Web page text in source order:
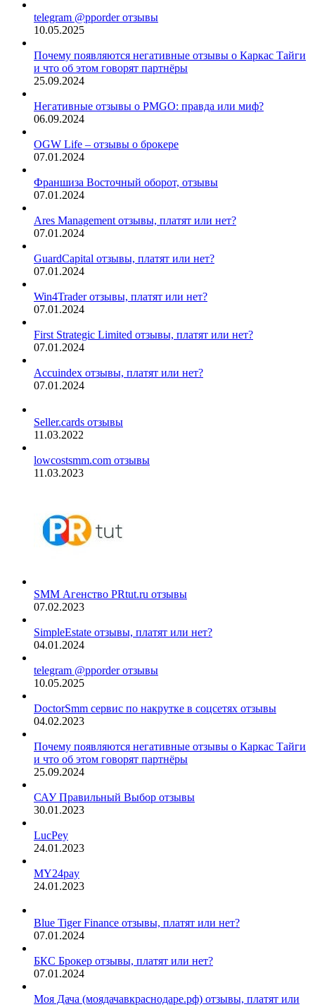
telegram @pporder отзывы
10.05.2025
Почему появляются негативные отзывы о Каркас Тайги
и что об этом говорят партнёры
25.09.2024
Негативные отзывы о PMGO: правда или миф?
06.09.2024
OGW Life – отзывы о брокере
07.01.2024
Франшиза Восточный оборот, отзывы
07.01.2024
Ares Management отзывы, платят или нет?
07.01.2024
GuardCapital отзывы, платят или нет?
07.01.2024
Win4Trader отзывы, платят или нет?
07.01.2024
First Strategic Limited отзывы, платят или нет?
07.01.2024
Accuindex отзывы, платят или нет?
07.01.2024
Seller.cards отзывы
11.03.2022
lowcostsmm.com отзывы
11.03.2023
SMM Агенство PRtut.ru отзывы
07.02.2023
SimpleEstate отзывы, платят или нет?
04.01.2024
telegram @pporder отзывы
10.05.2025
DoctorSmm сервис по накрутке в соцсетях отзывы
04.02.2023
Почему появляются негативные отзывы о Каркас Тайги
и что об этом говорят партнёры
25.09.2024
САУ Правильный Выбор отзывы
30.01.2023
LucPey
24.01.2023
MY24pay
24.01.2023
Blue Tiger Finance отзывы, платят или нет?
07.01.2024
БКС Брокер отзывы, платят или нет?
07.01.2024
Моя Дача (моядачавкраснодаре.рф) отзывы, платят или